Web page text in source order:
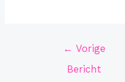
← Vorige
Bericht